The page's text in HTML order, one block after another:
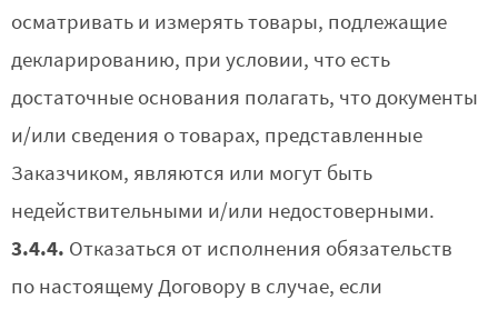
осматривать и измерять товары, подлежащие
декларированию, при условии, что есть
достаточные основания полагать, что документы
и/или сведения о товарах, представленные
Заказчиком, являются или могут быть
недействительными и/или недостоверными.
3.4.4. Отказаться от исполнения обязательств
по настоящему Договору в случае, если